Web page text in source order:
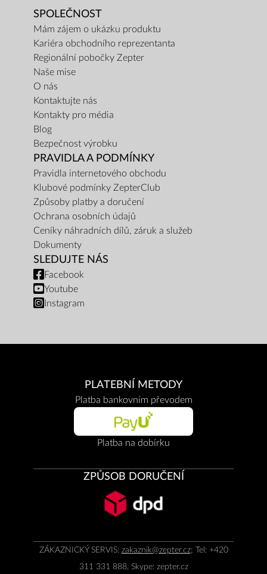
SPOLEČNOST
Mám zájem o ukázku produktu
Kariéra obchodního reprezentanta
Regionální pobočky Zepter
Naše mise
O nás
Kontaktujte nás
Kontakty pro média
Blog
Bezpečnost výrobku
PRAVIDLA A PODMÍNKY
Pravidla internetového obchodu
Klubové podmínky ZepterClub
Způsoby platby a doručení
Ochrana osobních údajů
Ceníky náhradních dílů, záruk a služeb
Dokumenty
SLEDUJTE NÁS
Facebook
Youtube
Instagram
PLATEBNÍ METODY
Platba bankovním převodem
Platba na dobírku
ZPŮSOB DORUČENÍ
ZÁKAZNICKÝ SERVIS: zakaznik@zepter.cz; Tel: +420
311 331 888, Skype: zepter.cz